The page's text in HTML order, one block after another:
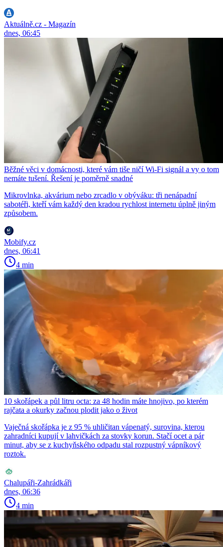
Aktuálně.cz - Magazín
dnes, 06:45
Běžné věci v domácnosti, které vám tiše ničí Wi-Fi signál a vy o tom
nemáte tušení. Řešení je poměrně snadné
Mikrovlnka, akvárium nebo zrcadlo v obýváku: tři nenápadní
sabotéři, kteří vám každý den kradou rychlost internetu úplně jiným
způsobem.
Mobify.cz
dnes, 06:41
4 min
10 skořápek a půl litru octa: za 48 hodin máte hnojivo, po kterém
rajčata a okurky začnou plodit jako o život
Vaječná skořápka je z 95 % uhličitan vápenatý, surovina, kterou
zahradníci kupují v lahvičkách za stovky korun. Stačí ocet a pár
minut, aby se z kuchyňského odpadu stal rozpustný vápníkový
roztok.
Chalupáři-Zahrádkáři
dnes, 06:36
4 min